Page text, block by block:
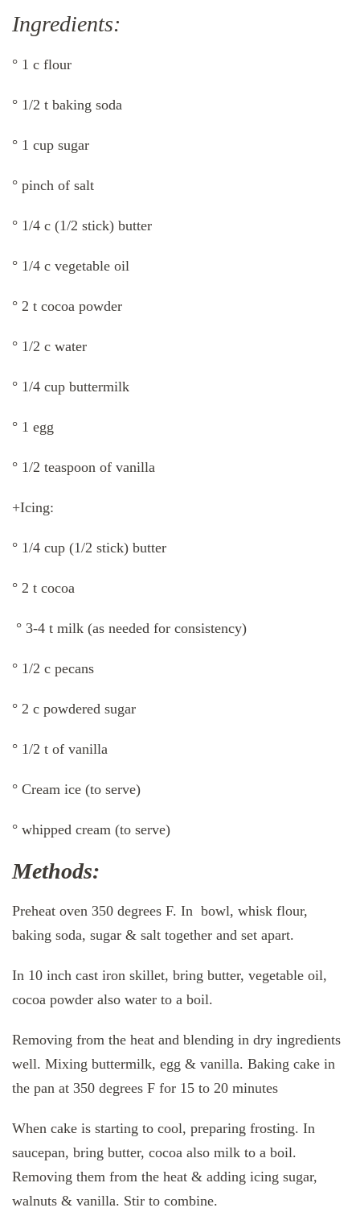
Ingredients:
° 1 c flour
° 1/2 t baking soda
° 1 cup sugar
° pinch of salt
° 1/4 c (1/2 stick) butter
° 1/4 c vegetable oil
° 2 t cocoa powder
° 1/2 c water
° 1/4 cup buttermilk
° 1 egg
° 1/2 teaspoon of vanilla
+Icing:
° 1/4 cup (1/2 stick) butter
° 2 t cocoa
° 3-4 t milk (as needed for consistency)
° 1/2 c pecans
° 2 c powdered sugar
° 1/2 t of vanilla
° Cream ice (to serve)
° whipped cream (to serve)
Methods:
Preheat oven 350 degrees F. In bowl, whisk flour,
baking soda, sugar & salt together and set apart.
In 10 inch cast iron skillet, bring butter, vegetable oil,
cocoa powder also water to a boil.
Removing from the heat and blending in dry ingredients
well. Mixing buttermilk, egg & vanilla. Baking cake in
the pan at 350 degrees F for 15 to 20 minutes
When cake is starting to cool, preparing frosting. In
saucepan, bring butter, cocoa also milk to a boil.
Removing them from the heat & adding icing sugar,
walnuts & vanilla. Stir to combine.